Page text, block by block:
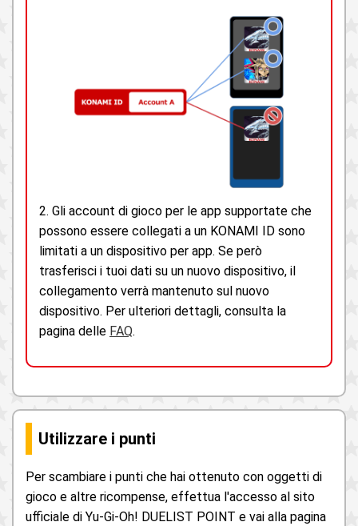
2. Gli account di gioco per le app supportate che
possono essere collegati a un KONAMI ID sono
limitati a un dispositivo per app. Se però
trasferisci i tuoi dati su un nuovo dispositivo, il
collegamento verrà mantenuto sul nuovo
dispositivo. Per ulteriori dettagli, consulta la
pagina delle FAQ.
Utilizzare i punti
Per scambiare i punti che hai ottenuto con oggetti di
gioco e altre ricompense, effettua l'accesso al sito
ufficiale di Yu-Gi-Oh! DUELIST POINT e vai alla pagina